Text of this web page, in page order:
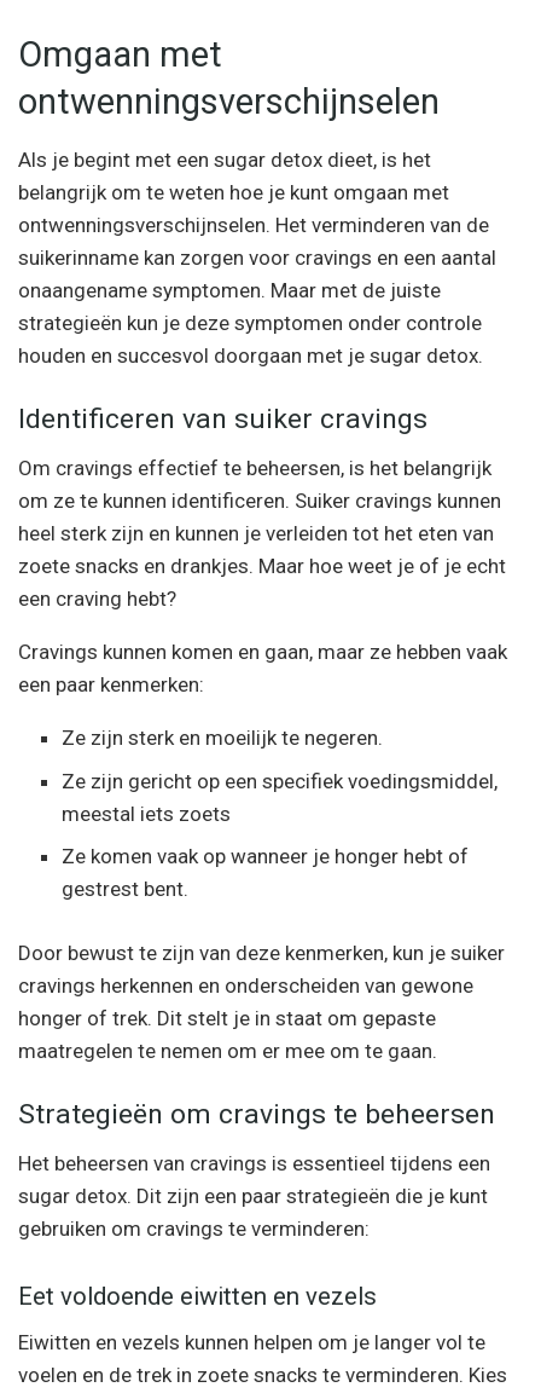
Omgaan met
ontwenningsverschijnselen
Als je begint met een sugar detox dieet, is het
belangrijk om te weten hoe je kunt omgaan met
ontwenningsverschijnselen. Het verminderen van de
suikerinname kan zorgen voor cravings en een aantal
onaangename symptomen. Maar met de juiste
strategieën kun je deze symptomen onder controle
houden en succesvol doorgaan met je sugar detox.
Identificeren van suiker cravings
Om cravings effectief te beheersen, is het belangrijk
om ze te kunnen identificeren. Suiker cravings kunnen
heel sterk zijn en kunnen je verleiden tot het eten van
zoete snacks en drankjes. Maar hoe weet je of je echt
een craving hebt?
Cravings kunnen komen en gaan, maar ze hebben vaak
een paar kenmerken:
Ze zijn sterk en moeilijk te negeren.
Ze zijn gericht op een specifiek voedingsmiddel,
meestal iets zoets
Ze komen vaak op wanneer je honger hebt of
gestrest bent.
Door bewust te zijn van deze kenmerken, kun je suiker
cravings herkennen en onderscheiden van gewone
honger of trek. Dit stelt je in staat om gepaste
maatregelen te nemen om er mee om te gaan.
Strategieën om cravings te beheersen
Het beheersen van cravings is essentieel tijdens een
sugar detox. Dit zijn een paar strategieën die je kunt
gebruiken om cravings te verminderen:
Eet voldoende eiwitten en vezels
Eiwitten en vezels kunnen helpen om je langer vol te
voelen en de trek in zoete snacks te verminderen. Kies